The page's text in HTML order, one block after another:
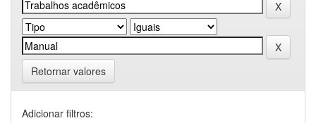
Retornar valores
Adicionar filtros: